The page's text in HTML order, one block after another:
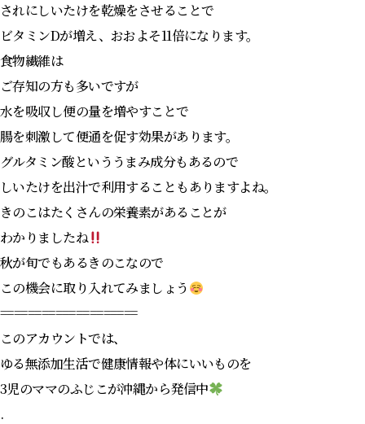
されにしいたけを乾燥をさせることで
ビタミンDが増え、おおよそ11倍になります。
食物繊維は
ご存知の方も多いですが
水を吸収し便の量を増やすことで
腸を刺激して便通を促す効果があります。
グルタミン酸といううまみ成分もあるので
しいたけを出汁で利用することもありますよね。
きのこはたくさんの栄養素があることが
わかりましたね
秋が旬でもあるきのこなので
この機会に取り入れてみましょう
====================
このアカウントでは、
ゆる無添加生活で健康情報や体にいいものを
3児のママのふじこが沖縄から発信中
.